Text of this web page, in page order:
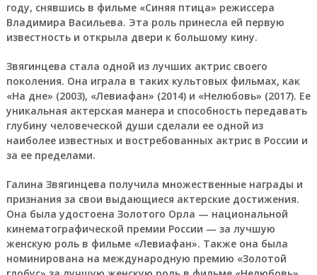
году, снявшись в фильме «Синяя птица» режиссера
Владимира Васильева. Эта роль принесла ей первую
известность и открыла двери к большому кину.
Звягинцева стала одной из лучших актрис своего
поколения. Она играла в таких культовых фильмах, как
«На дне» (2003), «Левиафан» (2014) и «Нелюбовь» (2017). Ее
уникальная актерская манера и способность передавать
глубину человеческой души сделали ее одной из
наиболее известных и востребованных актрис в России и
за ее пределами.
Галина Звягинцева получила множественные награды и
признания за свои выдающиеся актерские достижения.
Она была удостоена Золотого Орла — национальной
кинематографической премии России — за лучшую
женскую роль в фильме «Левиафан». Также она была
номинирована на международную премию «Золотой